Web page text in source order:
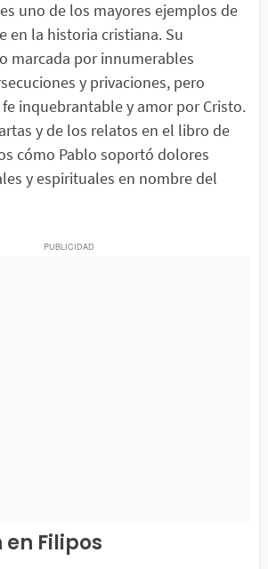
uno de los mayores ejemplos de
en la historia cristiana. Su
marcada por innumerables
y privaciones, pero
inquebrantable y amor por Cristo.
y de los relatos en el libro de
cómo Pablo soportó dolores
y espirituales en nombre del
en Filipos